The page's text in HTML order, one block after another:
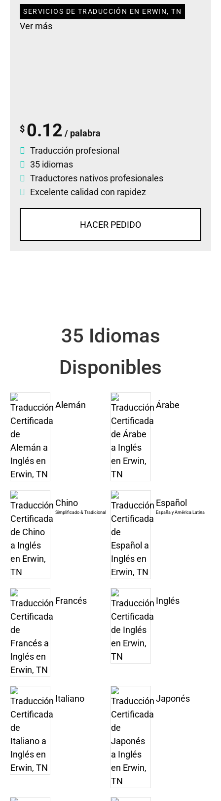
SERVICIOS DE TRADUCCIÓN EN ERWIN, TN
Ver más
$ 0.12 / palabra
Traducción profesional
35 idiomas
Traductores nativos profesionales
Excelente calidad con rapidez
HACER PEDIDO
35 Idiomas
Disponibles
Alemán Árabe
Chino
Simplificado & Tradicional
Español
España y América Latina
Francés Inglés
Italiano Japonés